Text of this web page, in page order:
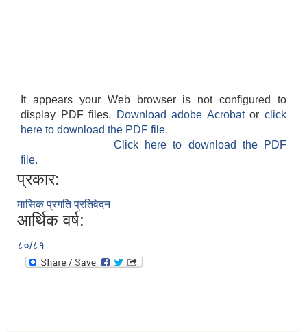
It appears your Web browser is not configured to
display PDF files.
Download adobe Acrobatorclick
here to download the PDF file.
Click here to download the PDF
file.
प्रकार:
मासिक प्रगति प्रतिवेदन
आर्थिक वर्ष:
८०/८१